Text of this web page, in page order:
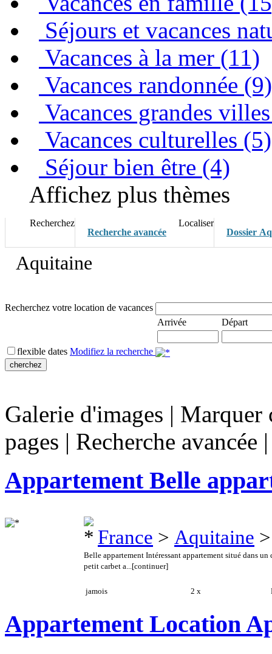
Séjours et vacances
Vacances à la mer (11)
Vacances randonnée (9)
Vacances grandes
Vacances culturelles (5)
Séjour bien être (4)
Affichez plus thèmes
Recherchez
Recherche avancée
Localiser
Dossier
Aquitaine
Recherchez votre location de vacances
Arrivée
Départ
flexible dates Modifiez la recherche
Galerie d'images | Marquer
pages | Recherche avancée
Appartement Belle
France > Aquitaine
Belle appartement Intéressant appartement situé dans
petit carbet a...[continuer]
jamois 2 x
Appartement Location